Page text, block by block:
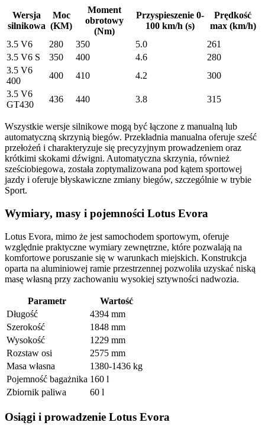
Wersja
silnikowa
Moc
(KM)
Moment
obrotowy
(Nm)
Przyspieszenie 0-
100 km/h (s)
Prędkość
max (km/h)
3.5 V6
280 350 5.0
261
3.5 V6 S
350 400 4.6
280
3.5 V6
400
400 410 4.2
300
3.5 V6
GT430
436 440 3.8 315
Wszystkie wersje silnikowe mogą być łączone z manualną lub
automatyczną skrzynią biegów. Przekładnia manualna oferuje sześć
przełożeń i charakteryzuje się precyzyjnym prowadzeniem oraz
krótkimi skokami dźwigni. Automatyczna skrzynia, również
sześciobiegowa, została zoptymalizowana pod kątem sportowej
jazdy i oferuje błyskawiczne zmiany biegów, szczególnie w trybie
Sport.
Wymiary, masy i pojemności Lotus Evora
Lotus Evora, mimo że jest samochodem sportowym, oferuje
względnie praktyczne wymiary zewnętrzne, które pozwalają na
komfortowe poruszanie się w warunkach miejskich. Konstrukcja
oparta na aluminiowej ramie przestrzennej pozwoliła uzyskać niską
masę własną przy zachowaniu wysokiej sztywności nadwozia.
Parametr
Wartość
Długość
4394 mm
Szerokość
1848 mm
Wysokość
1229 mm
Rozstaw osi
2575 mm
Masa własna
1380-1436 kg
Pojemność bagażnika 160 l
Zbiornik paliwa
60 l
Osiągi i prowadzenie Lotus Evora